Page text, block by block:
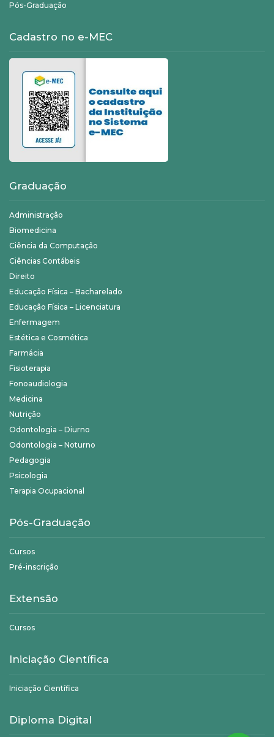
Pós-Graduação
Cadastro no e-MEC
Graduação
Administração
Biomedicina
Ciência da Computação
Ciências Contábeis
Direito
Educação Física – Bacharelado
Educação Física – Licenciatura
Enfermagem
Estética e Cosmética
Farmácia
Fisioterapia
Fonoaudiologia
Medicina
Nutrição
Odontologia – Diurno
Odontologia – Noturno
Pedagogia
Psicologia
Terapia Ocupacional
Pós-Graduação
Cursos
Pré-inscrição
Extensão
Cursos
Iniciação Científica
Iniciação Científica
Diploma Digital